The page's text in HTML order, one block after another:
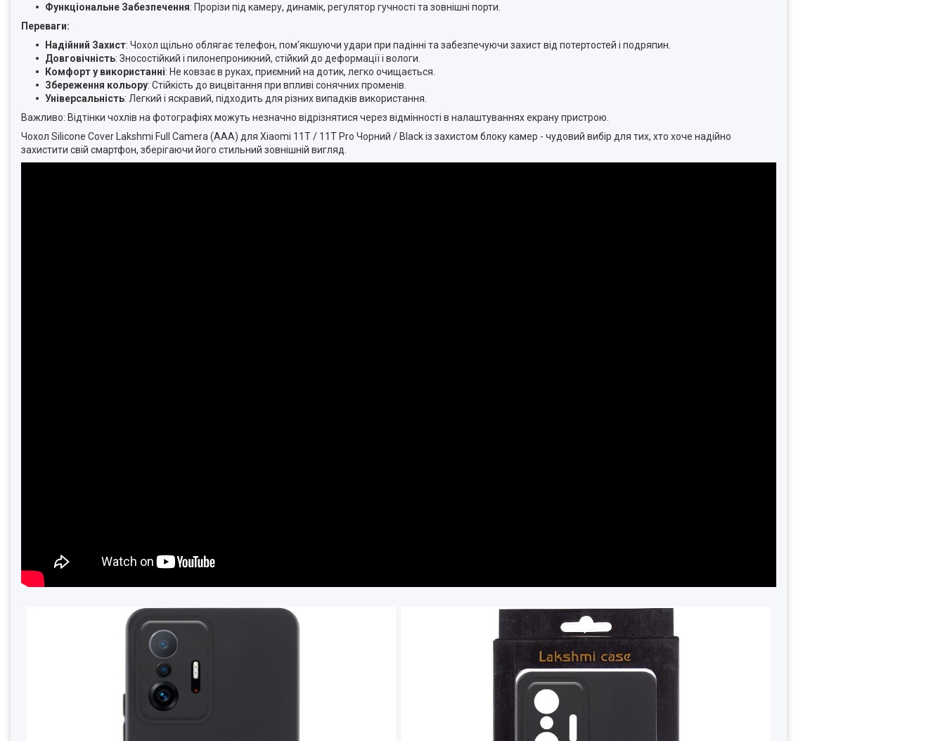
Функціональне Забезпечення: Прорізи під камеру, динамік, регулятор гучності та зовнішні порти.
Переваги:
Надійний Захист: Чохол щільно облягає телефон, пом'якшуючи удари при падінні та забезпечуючи захист від потертостей і подряпин.
Довговічність: Зносостійкий і пилонепроникний, стійкий до деформації і вологи.
Комфорт у використанні: Не ковзає в руках, приємний на дотик, легко очищається.
Збереження кольору: Стійкість до вицвітання при впливі сонячних променів.
Універсальність: Легкий і яскравий, підходить для різних випадків використання.
Важливо: Відтінки чохлів на фотографіях можуть незначно відрізнятися через відмінності в налаштуваннях екрану пристрою.
Чохол Silicone Cover Lakshmi Full Camera (AAA) для Xiaomi 11T / 11T Pro Чорний / Black із захистом блоку камер - чудовий вибір для тих, хто хоче надійно
захистити свій смартфон, зберігаючи його стильний зовнішній вигляд.